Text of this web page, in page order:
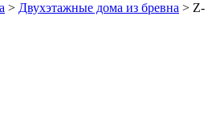
> Двухэтажные дома из бревна > Z-